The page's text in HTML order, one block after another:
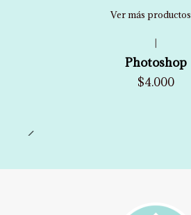
Ver más productos
Photoshop
$4.000